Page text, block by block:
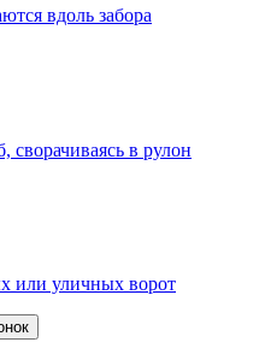
вдоль забора
сворачиваясь в рулон
или уличных ворот